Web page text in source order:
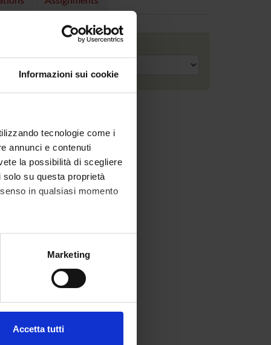
Informazioni sui cookie
tecnologie come i
annunci e contenuti
la possibilità di scegliere
su questa proprietà
in qualsiasi momento
metro,Marketing
Accetta tutti
Academic year